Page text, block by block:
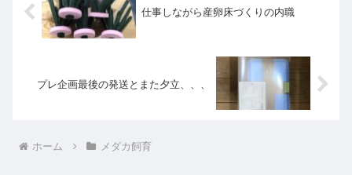
仕事しながら産卵床づくりの内職
プレ企画最後の発送とまた夕立、、、
ホーム メダカ飼育